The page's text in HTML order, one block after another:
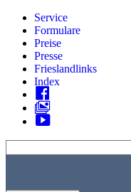
Zum
Inhalt
springen
Service
Formulare
Preise
Presse
Frieslandlinks
Index
to